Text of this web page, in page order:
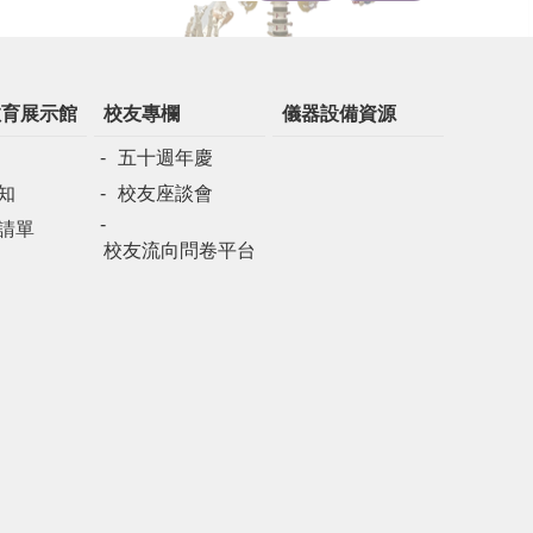
展示館
單
校友專欄
五十週年慶
校友座談會
校友流向問卷平台
儀器設備資源